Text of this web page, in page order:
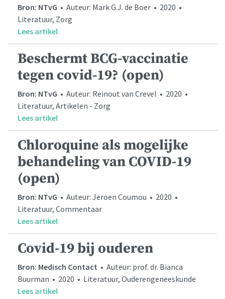
Bron: NTvG • Auteur: Mark G.J. de Boer • 2020 •
Literatuur, Zorg
Lees artikel
Beschermt BCG-vaccinatie
tegen covid-19? (open)
Bron: NTvG • Auteur: Reinout van Crevel • 2020 •
Literatuur, Artikelen - Zorg
Lees artikel
Chloroquine als mogelijke
behandeling van COVID-19
(open)
Bron: NTvG • Auteur: Jeroen Coumou • 2020 •
Literatuur, Commentaar
Lees artikel
Covid-19 bij ouderen
Bron: Medisch Contact • Auteur: prof. dr. Bianca
Buurman • 2020 • Literatuur, Ouderengeneeskunde
Lees artikel